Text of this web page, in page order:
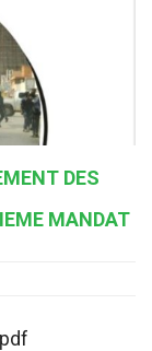
DES
MANDAT